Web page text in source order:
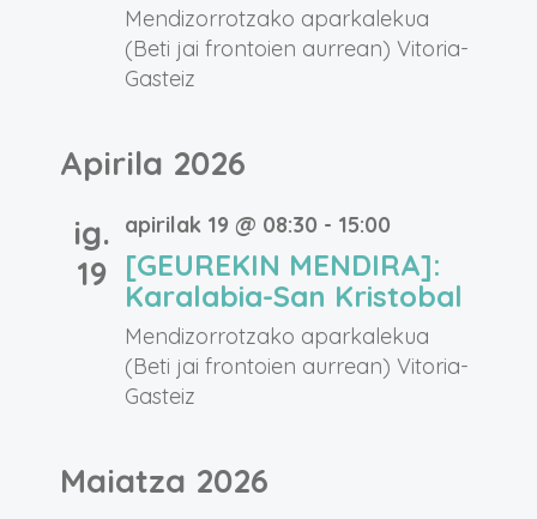
Mendizorrotzako aparkalekua
(Beti jai frontoien aurrean) Vitoria-
Gasteiz
Apirila 2026
ig.
19
apirilak 19 @ 08:30 - 15:00
[GEUREKIN MENDIRA]:
Karalabia-San Kristobal
Mendizorrotzako aparkalekua
(Beti jai frontoien aurrean) Vitoria-
Gasteiz
Maiatza 2026